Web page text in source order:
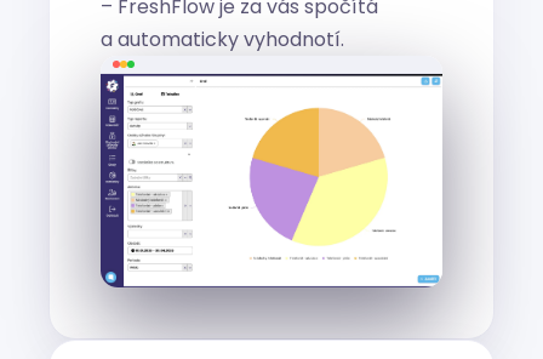
– FreshFlow je za vás spočítá
a automaticky vyhodnotí.